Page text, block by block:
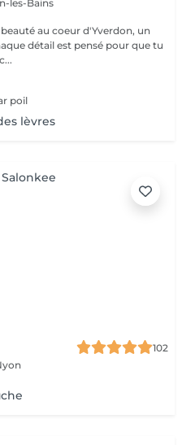
les-Bains
au coeur d'Yverdon, un
détail est pensé pour que tu
poil
lèvres
102